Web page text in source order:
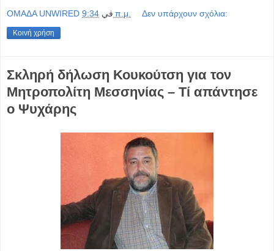
OMAΔΑ UNWIRED في 9:34 π.μ. Δεν υπάρχουν σχόλια:
Κοινή χρήση
Σκληρή δήλωση Κουκούτση για τον
Μητροπολίτη Μεσσηνίας – Τί απάντησε
ο Ψυχάρης